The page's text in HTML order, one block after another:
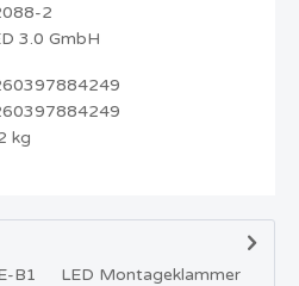
2
3.0 GmbH
kg
B1 LED Montageklammer